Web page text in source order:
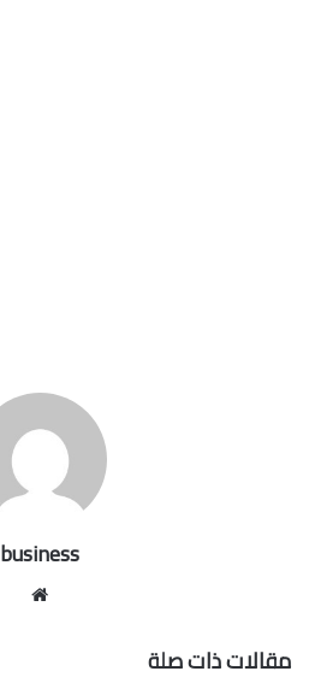
business
مقالات ذات صلة